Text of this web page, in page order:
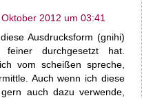
2012 um 03:41
Ausdrucksform (gnihi)
durchgesetzt hat.
vom scheißen spreche,
Auch wenn ich diese
auch dazu verwende,